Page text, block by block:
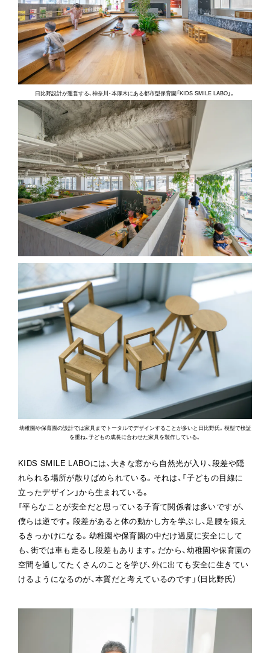
日比野設計が運営する、神奈川・本厚木にある都市型保育園「KIDS SMILE LABO」。
幼稚園や保育園の設計では家具までトータルでデザインすることが多いと日比野氏。模型で検証
を重ね、子どもの成長に合わせた家具を製作している。
KIDS SMILE LABOには、大きな窓から自然光が入り、段差や隠
れられる場所が散りばめられている。それは、「子どもの目線に
立ったデザイン」から生まれている。
「平らなことが安全だと思っている子育て関係者は多いですが、
僕らは逆です。段差があると体の動かし方を学ぶし、足腰を鍛え
るきっかけになる。幼稚園や保育園の中だけ過度に安全にして
も、街では車も走るし段差もあります。だから、幼稚園や保育園の
空間を通してたくさんのことを学び、外に出ても安全に生きてい
けるようになるのが、本質だと考えているのです」（日比野氏）